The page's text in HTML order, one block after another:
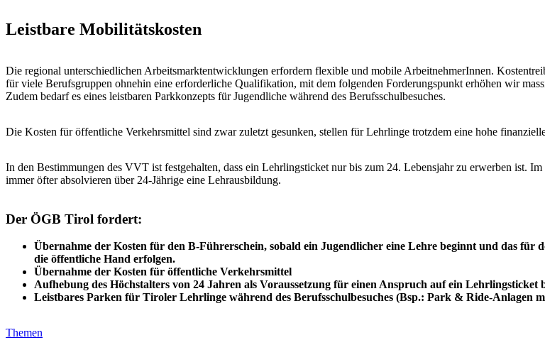
Leistbare Mobilitätskosten
Die regional unterschiedlichen Arbeitsmarktentwicklungen erfordern flexible und mobile ArbeitnehmerInnen.
für viele Berufsgruppen ohnehin eine erforderliche Qualifikation, mit dem folgenden Forderungspunkt erhöhen wir
Zudem bedarf es eines leistbaren Parkkonzepts für Jugendliche während des Berufsschulbesuches.
Die Kosten für öffentliche Verkehrsmittel sind zwar zuletzt gesunken, stellen für Lehrlinge trotzdem eine hohe
In den Bestimmungen des VVT ist festgehalten, dass ein Lehrlingsticket nur bis zum 24. Lebensjahr zu erwerben ist.
immer öfter absolvieren über 24-Jährige eine Lehrausbildung.
Der ÖGB Tirol fordert:
Übernahme der Kosten für den B-Führerschein, sobald ein Jugendlicher eine Lehre beginnt und das
die öffentliche Hand erfolgen.
Übernahme der Kosten für öffentliche Verkehrsmittel
Aufhebung des Höchstalters von 24 Jahren als Voraussetzung für einen Anspruch auf ein Lehrlingsticket
Leistbares Parken für Tiroler Lehrlinge während des Berufsschulbesuches (Bsp.: Park & Ride-Anlagen
Themen